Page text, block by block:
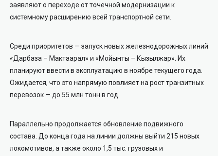
заявляют о переходе от точечной модернизации к
системному расширению всей транспортной сети.
Среди приоритетов — запуск новых железнодорожных линий
«Дарбаза – Мактаарал» и «Мойынты – Кызылжар». Их
планируют ввести в эксплуатацию в ноябре текущего года.
Ожидается, что это напрямую повлияет на рост транзитных
перевозок — до 55 млн тонн в год.
Параллельно продолжается обновление подвижного
состава. До конца года на линии должны выйти 215 новых
локомотивов, а также около 1,5 тыс. грузовых и